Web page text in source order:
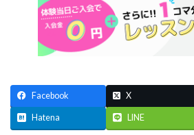
Facebook X
Hatena LINE